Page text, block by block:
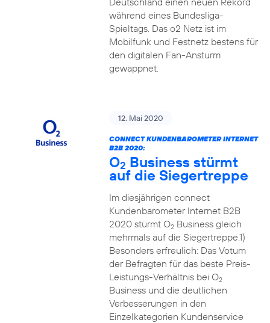
während eines Bundesliga-
Spieltags. Das o2 Netz ist im
Mobilfunk und Festnetz bestens für
den digitalen Fan-Ansturm
gewappnet.
12. Mai 2020
CONNECT KUNDENBAROMETER INTERNET
B2B 2020:
O2 Business stürmt
auf die Siegertreppe
Im diesjährigen connect
Kundenbarometer Internet B2B
2020 stürmt O2Business gleich
mehrmals auf die Siegertreppe.1)
Besonders erfreulich: Das Votum
der Befragten für das beste Preis-
Leistungs-Verhältnis bei O2
Business und die deutlichen
Verbesserungen in den
Einzelkategorien Kundenservice